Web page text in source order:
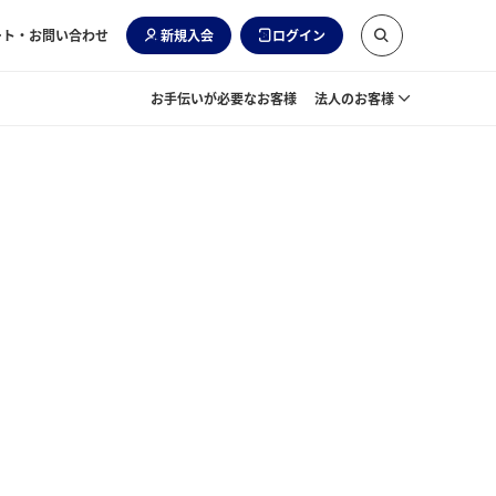
・お問い合わせ 新規入会 ログイン
お手伝いが必要なお客様 法人のお客様